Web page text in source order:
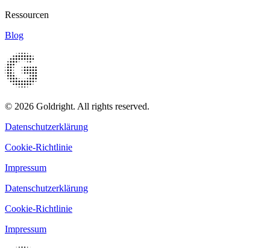
Ressourcen
Blog
© 2026 Goldright. All rights reserved.
Datenschutzerklärung
Cookie-Richtlinie
Impressum
Datenschutzerklärung
Cookie-Richtlinie
Impressum